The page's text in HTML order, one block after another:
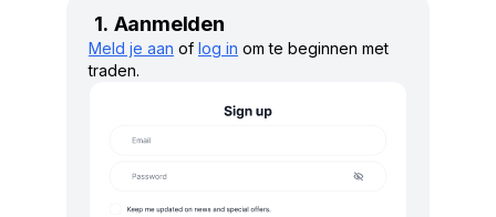
Aanmelden
Meld je aan of log in om te beginnen met
traden.